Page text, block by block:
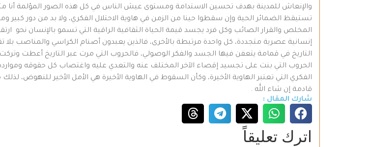
والإنعاش للمدينة بهدف تحسين الاستدامة ومستوى عيش الناس في كل هذه الصور المؤلمة أنا
تستيقظ الضمائر الحية وإن سقطوا حينا من الزمن في هاوية الاحتلال الفكري، ولا بد من دور كبير
المخلص والقرار الصائب وكل فرد يجسد قيمة الحياة الثقافية الراقية التي تسمو بالإنسان نحو
إنسانية عصرية متجددة، كل واحدة مرتبطة بالأخرى، فالذين يعبدون أصنام الكراسي والمناصب
التاريخ في قمامة يتعفن فيها الجسد والفكر الوصولي، فالحروب التي مرت عبر التاريخ أعطت
الحروب التي بنت على تجسيد إقصاء الآخر المختلف عنه والتعدي عليه واغتصاب كل حقوقه
الفكري التي تعتبر الهاوية الأخيرة، وكأن السقوط في الهاوية الأخيرة هي الأمل الأخير للنهوض،
قادمة إن شاء الله .
شارك المقال :
اترك تعليقاً